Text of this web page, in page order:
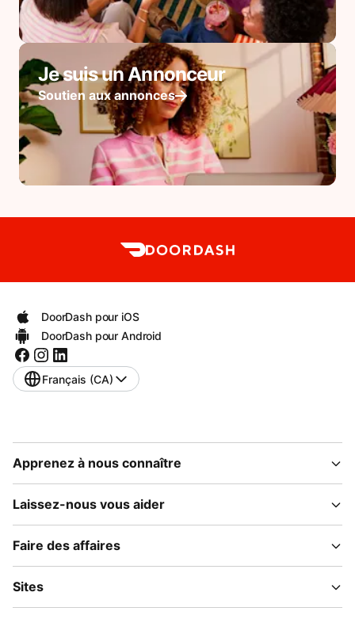
Je suis un Annonceur
Soutien aux annonces
DoorDash pour iOS
DoorDash pour Android
Français (CA)
Apprenez à nous connaître
Laissez-nous vous aider
Faire des affaires
Sites